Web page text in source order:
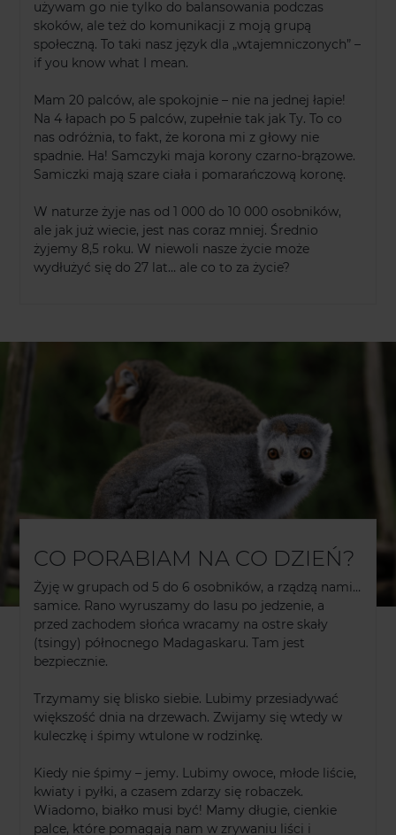
używam go nie tylko do balansowania podczas
skoków, ale też do komunikacji z moją grupą
społeczną. To taki nasz język dla „wtajemniczonych” –
if you know what I mean.
Mam 20 palców, ale spokojnie – nie na jednej łapie!
Na 4 łapach po 5 palców, zupełnie tak jak Ty. To co
nas odróżnia, to fakt, że korona mi z głowy nie
spadnie. Ha! Samczyki maja korony czarno-brązowe.
Samiczki mają szare ciała i pomarańczową koronę.
W naturze żyje nas od 1 000 do 10 000 osobników,
ale jak już wiecie, jest nas coraz mniej. Średnio
żyjemy 8,5 roku. W niewoli nasze życie może
wydłużyć się do 27 lat… ale co to za życie?
CO PORABIAM NA CO DZIEŃ?
Żyję w grupach od 5 do 6 osobników, a rządzą nami…
samice. Rano wyruszamy do lasu po jedzenie, a
przed zachodem słońca wracamy na ostre skały
(tsingy) północnego Madagaskaru. Tam jest
bezpiecznie.
Trzymamy się blisko siebie. Lubimy przesiadywać
większość dnia na drzewach. Zwijamy się wtedy w
kuleczkę i śpimy wtulone w rodzinkę.
Kiedy nie śpimy – jemy. Lubimy owoce, młode liście,
kwiaty i pyłki, a czasem zdarzy się robaczek.
Wiadomo, białko musi być! Mamy długie, cienkie
palce, które pomagają nam w zrywaniu liści i